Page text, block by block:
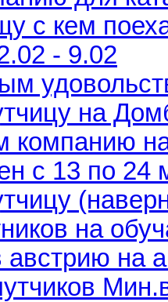
с кем
- 9.02
на
компанию
с 13 по 24
на
австрию на